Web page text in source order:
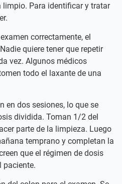
limpio. Para identificar y tratar
correctamente, el
quiere tener que repetir
vez. Algunos médicos
todo el laxante de una
en dos sesiones, lo que se
dividida. Toman 1/2 del
parte de la limpieza. Luego
temprano y completan la
que el régimen de dosis
paciente.